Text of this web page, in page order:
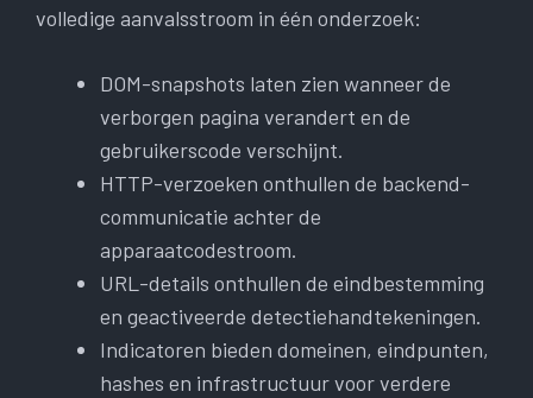
volledige aanvalsstroom in één onderzoek:
DOM-snapshots laten zien wanneer de
verborgen pagina verandert en de
gebruikerscode verschijnt.
HTTP-verzoeken onthullen de backend-
communicatie achter de
apparaatcodestroom.
URL-details onthullen de eindbestemming
en geactiveerde detectiehandtekeningen.
Indicatoren bieden domeinen, eindpunten,
hashes en infrastructuur voor verdere